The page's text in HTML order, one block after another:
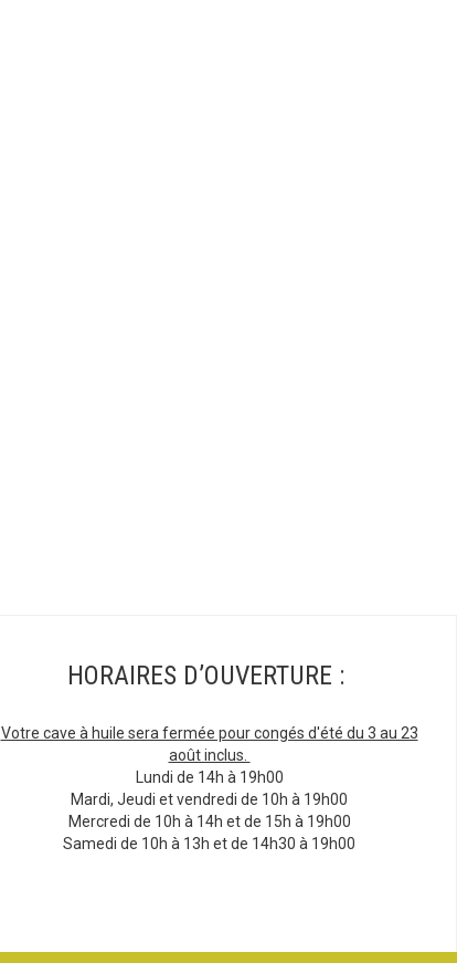
HORAIRES D’OUVERTURE :
Votre cave à huile sera fermée pour congés d'été du 3 au 23
août inclus.
Lundi de 14h à 19h00
Mardi, Jeudi et vendredi de 10h à 19h00
Mercredi de 10h à 14h et de 15h à 19h00
Samedi de 10h à 13h et de 14h30 à 19h00